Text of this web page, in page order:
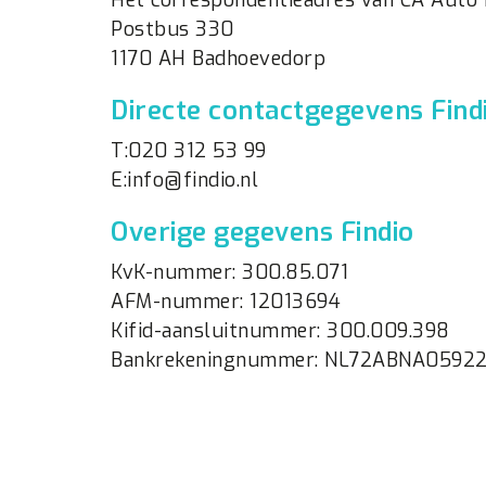
Postbus 330
1170 AH Badhoevedorp
Directe contactgegevens
T:020 312 53 99
E:info@findio.nl
Overige gegevens Findio
KvK-nummer: 300.85.071
AFM-nummer: 12013694
Kifid-aansluitnummer: 300.009.398
Bankrekeningnummer: